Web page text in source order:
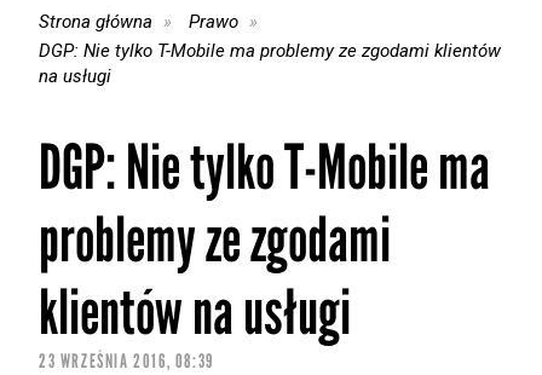
Strona główna
Prawo
DGP: Nie tylko T-Mobile ma problemy ze zgodami klientów
na usługi
DGP: Nie tylko T-Mobile ma
problemy ze zgodami
klientów na usługi
23 WRZEŚNIA 2016, 08:39